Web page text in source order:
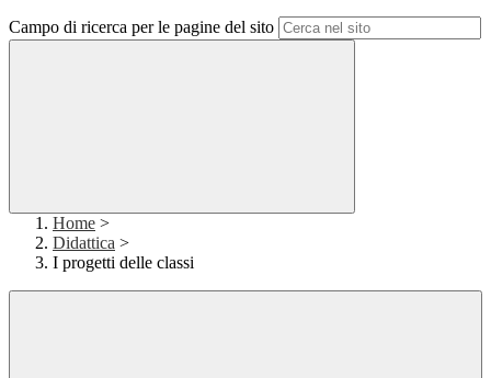
Campo di ricerca per le pagine del sito
Home >
Didattica >
I progetti delle classi